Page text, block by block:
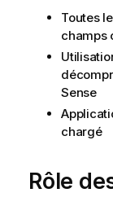
Toutes
champs
Sense
chargé
Rôle